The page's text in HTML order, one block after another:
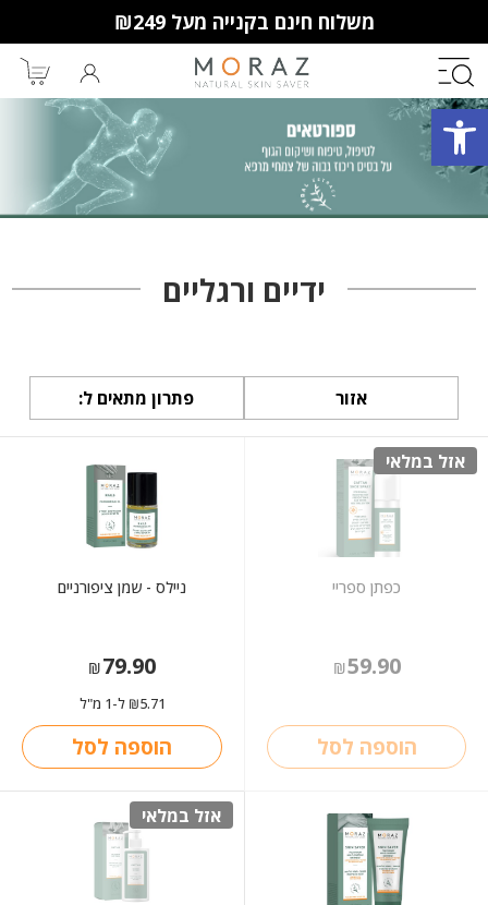
משלוח חינם בקנייה מעל ₪249
חברי מועדון מורז נהנים יותר!
10% הנחה לקנייה ראשונה
מבצעים שווים
הבאות.
ידיים ורגליים
אזור פתרון מתאים ל:
אזל במלאי
כפתן ספריי
₪59.90
הוספה לסל
ניילס - שמן ציפורניים
₪79.90
₪5.71 ל-1 מ"ל
הוספה לסל
אזל במלאי
פתח סרגל נגישות